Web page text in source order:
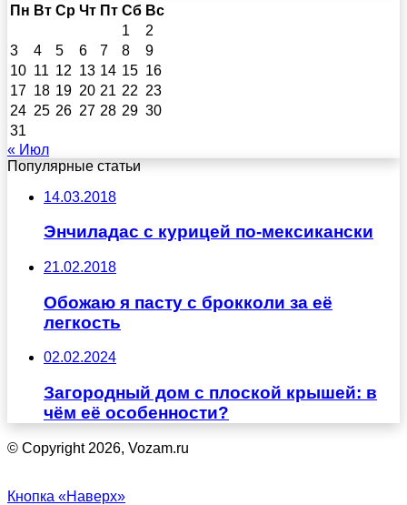
Пн Вт Ср Чт Пт Сб Вс
1
2
3
4 5 6 7 8
9
10 11 12 13 14 15 16
17 18 19 20 21 22 23
24 25 26 27 28 29 30
31
« Июл
Популярные статьи
14.03.2018
Энчиладас с курицей по-мексикански
21.02.2018
Обожаю я пасту с брокколи за её
легкость
02.02.2024
Загородный дом с плоской крышей: в
чём её особенности?
© Copyright 2026, Vozam.ru
Кнопка «Наверх»